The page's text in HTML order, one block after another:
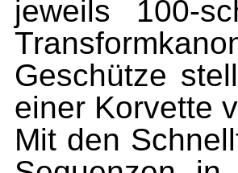
jeweils 100-
Geschütze
einer Korvette
Mit den